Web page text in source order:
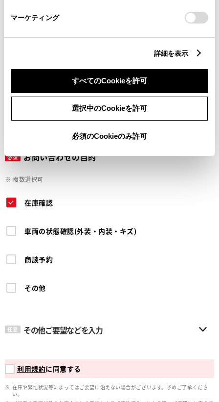
マーケティング
詳細を表示
すべてのCookieを許可
選択中のCookieを許可
必須のCookieのみ許可
Eメール
メールアドレス
必須 お問い合わせの目的
※ 複数選択可
在庫確認
車両の状態確認(外装・内装・キズ)
商談予約
その他
任意 その他ご要望などを入力
利用規約に同意する
在庫や繁忙状況等によってはご要望に沿えない場合がございます。予めご了承くださ
い。